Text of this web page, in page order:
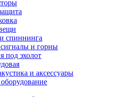
спиннинга
и горны
под эхолот
и аксессуары